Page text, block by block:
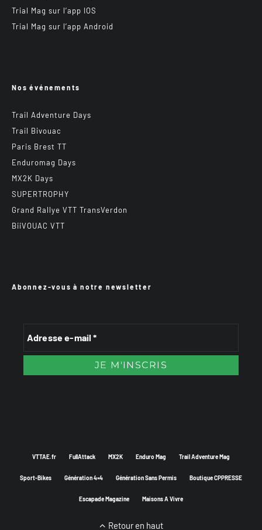
Trial Mag sur l’app IOS
Trial Mag sur l’app Android
Nos événements
Trail Adventure Days
Trail Bivouac
Paris Brest TT
Enduromag Days
MX2K Days
SUPERTROPHY
Grand Rallye VTT TransVerdon
BiiVOUAC VTT
Abonnez-vous à notre newsletter
VTTAE.fr FullAttack MX2K Enduro Mag Trail Adventure Mag
Sport-Bikes Génération 4×4 Génération Sans Permis Boutique CPPRESSE
Escapade Magazine Maisons A Vivre
Retour en haut